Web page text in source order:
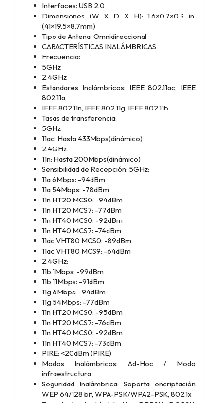
Interfaces: USB 2.0
Dimensiones (W X D X H): 1.6×0.7×0.3 in.
(41×19.5×8.7mm)
Tipo de Antena: Omnidireccional
CARACTERÍSTICAS INALÁMBRICAS
Frecuencia:
5GHz
2.4GHz
Estándares Inalámbricos: IEEE 802.11ac, IEEE
802.11a,
IEEE 802.11n, IEEE 802.11g, IEEE 802.11b
Tasas de transferencia:
5GHz
11ac: Hasta 433Mbps(dinámico)
2.4GHz
11n: Hasta 200Mbps(dinámico)
Sensibilidad de Recepción: 5GHz:
11a 6Mbps: -94dBm
11a 54Mbps: -78dBm
11n HT20 MCS0: -94dBm
11n HT20 MCS7: -77dBm
11n HT40 MCS0: -92dBm
11n HT40 MCS7: -74dBm
11ac VHT80 MCS0: -89dBm
11ac VHT80 MCS9: -64dBm
2.4GHz:
11b 1Mbps: -99dBm
11b 11Mbps: -91dBm
11g 6Mbps: -94dBm
11g 54Mbps: -77dBm
11n HT20 MCS0: -95dBm
11n HT20 MCS7: -76dBm
11n HT40 MCS0: -92dBm
11n HT40 MCS7: -73dBm
PIRE: <20dBm (PIRE)
Modos Inalámbricos: Ad-Hoc / Modo
infraestructura
Seguridad Inalámbrica: Soporta encriptación
WEP 64/128 bit, WPA-PSK/WPA2-PSK, 802.1x